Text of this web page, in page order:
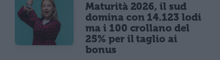
Maturità 2026, il sud
domina con 14.123 lodi
ma i 100 crollano del
25% per il taglio ai
bonus